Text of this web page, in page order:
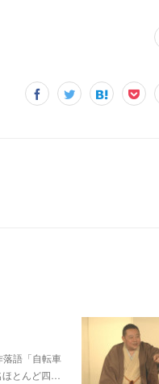
語「自転車
とんど四…